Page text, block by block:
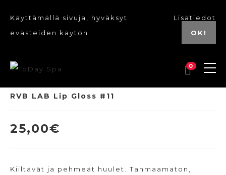
Käyttämällä sivuja, hyväksyt
evästeiden käytön.
Lisätiedot
OK!
0
RVB LAB Lip Gloss #11
25,00€
Kiiltävät ja pehmeät huulet. Tahmaamaton,